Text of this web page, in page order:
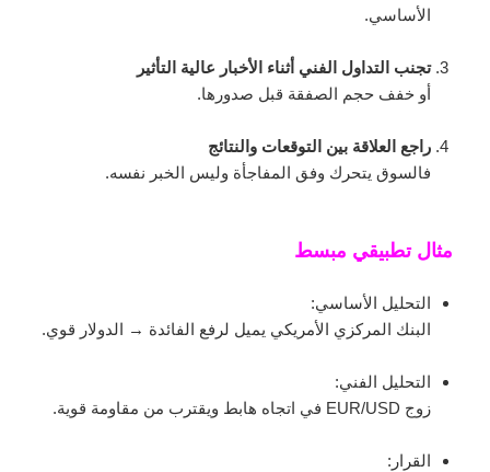
الأساسي.
تجنب التداول الفني أثناء الأخبار عالية التأثير
أو خفف حجم الصفقة قبل صدورها.
راجع العلاقة بين التوقعات والنتائج
فالسوق يتحرك وفق المفاجأة وليس الخبر نفسه.
مثال تطبيقي مبسط
التحليل الأساسي:
البنك المركزي الأمريكي يميل لرفع الفائدة → الدولار قوي.
التحليل الفني:
زوج EUR/USD في اتجاه هابط ويقترب من مقاومة قوية.
القرار: